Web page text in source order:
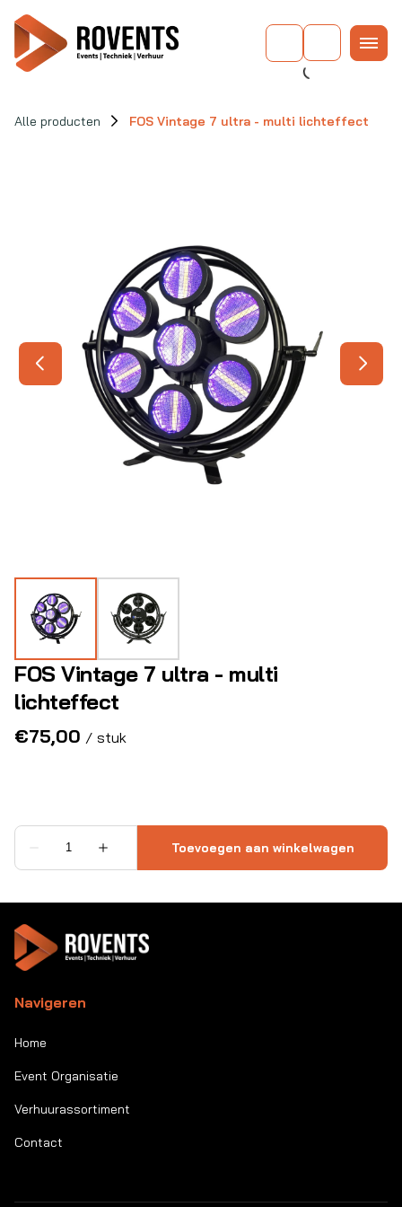
Alle producten FOS Vintage 7 ultra - multi lichteffect
FOS Vintage 7 ultra - multi
lichteffect
/
Navigeren
Home
Event Organisatie
Verhuurassortiment
Contact